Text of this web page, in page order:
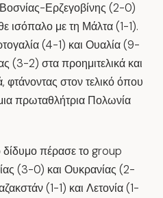
Βοσνίας-Ερζεγοβίνης (2-0)
ισόπαλο με τη Μάλτα (1-1).
(4-1) και Ουαλία (9-
(3-2) στα προημιτελικά και
φτάνοντας στον τελικό όπου
πρωταθλήτρια Πολωνία
δίδυμο πέρασε το group
(3-0) και Ουκρανίας (2-
(1-1) και Λετονία (1-